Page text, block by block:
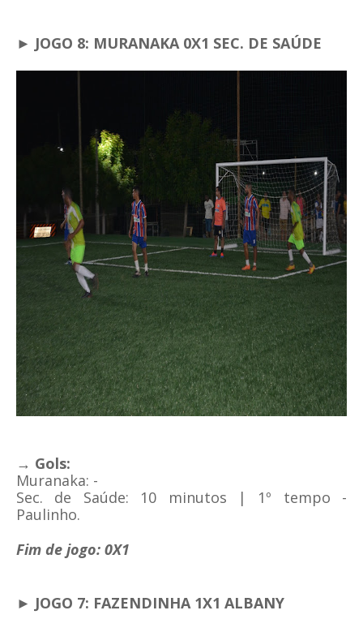
► JOGO 8: MURANAKA 0X1 SEC. DE SAÚDE
→ Gols:
Muranaka: -
Sec. de Saúde: 10 minutos | 1º tempo -
Paulinho.
Fim de jogo: 0X1
► JOGO 7: FAZENDINHA 1X1 ALBANY